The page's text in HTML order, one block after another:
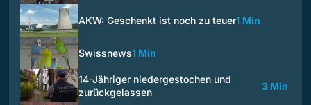
AKW: Geschenkt ist noch zu teuer1 Min
Swissnews1 Min
14-Jähriger niedergestochen und
zurückgelassen
3 Min